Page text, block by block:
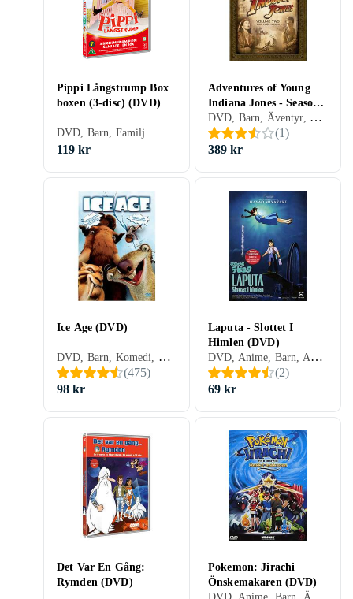
Pippi Långstrump Box
boxen (3-disc) (DVD)
DVD, Barn, Familj
119 kr
Adventures of Young
Indiana Jones - Season
2 (UK) (DVD)
DVD, Barn, Äventyr, TV-serie, Familj, Storbritannien (UK)
(1)
389 kr
Ice Age (DVD)
DVD, Barn, Komedi, Äventyr, Animerat, Familj, Sverige (SE)
(475)
98 kr
Laputa - Slottet I
Himlen (DVD)
DVD, Anime, Barn, Animerat, Familj, Sverige (SE)
(2)
69 kr
Det Var En Gång:
Rymden (DVD)
Pokemon: Jirachi
Önskemakaren (DVD)
DVD, Anime, Barn, Äventyr, Animerat, Familj, Sverige (SE)